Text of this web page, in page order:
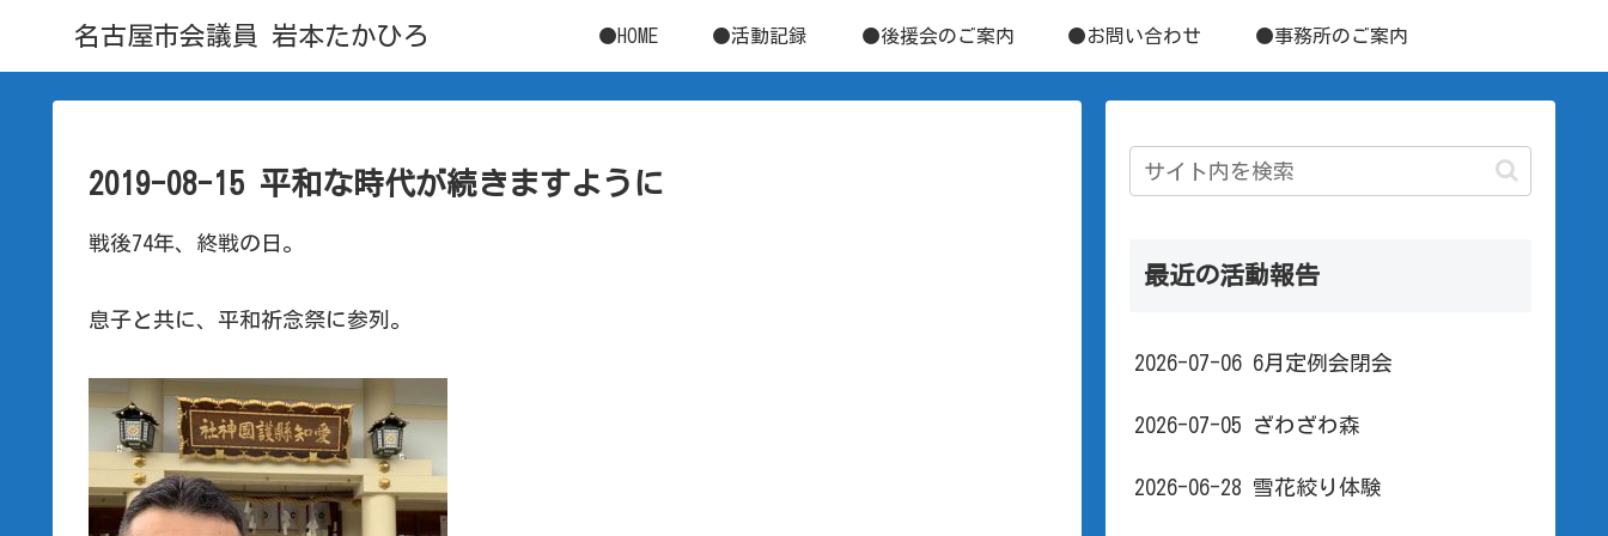
名古屋市会議員 岩本たかひろ ●HOME ●活動記録 ●後援会のご案内 ●お問い合わせ ●事務所のご案内
2019-08-15 平和な時代が続きますように
戦後74年、終戦の日。
息子と共に、平和祈念祭に参列。
最近の活動報告
2026-07-06 6月定例会閉会
2026-07-05 ざわざわ森
2026-06-28 雪花絞り体験